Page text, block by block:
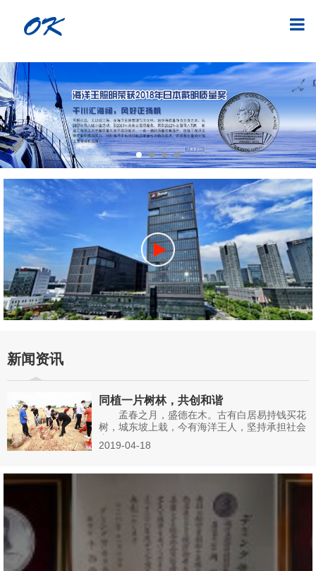
新闻资讯
同植一片树林，共创和谐
孟春之月，盛德在木。古有白居易持钱买花
树，城东坡上栽，今有海洋王人，坚持承担社会
2019-04-18